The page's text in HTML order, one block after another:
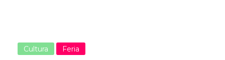
Cultura Feria